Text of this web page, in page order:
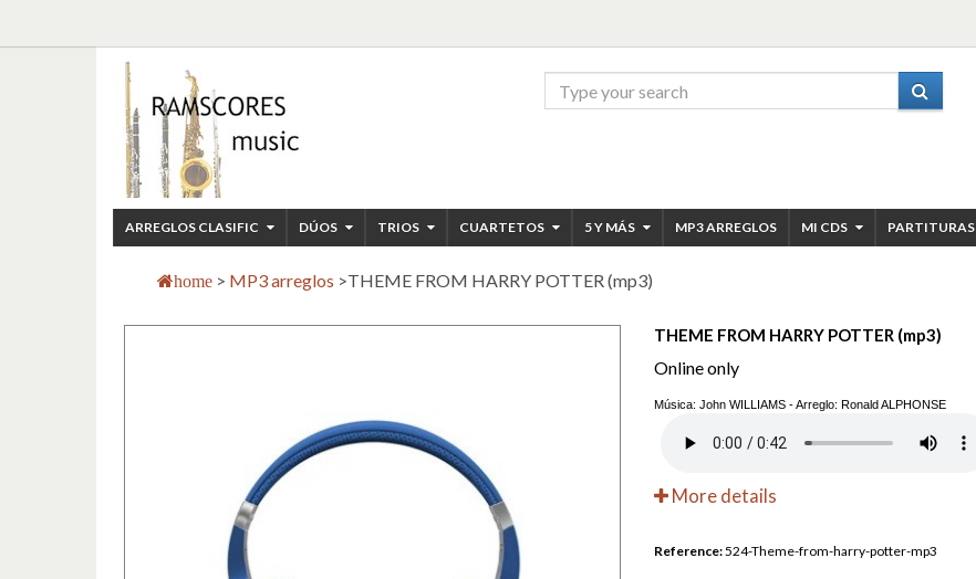
ARREGLOS CLASIFIC DÚOS TRIOS CUARTETOS 5 Y MÁS MP3 ARREGLOS MI CDS PARTITURAS
home > MP3 arreglos >THEME FROM HARRY POTTER (mp3)
THEME FROM HARRY POTTER (mp3)
Online only
Música: John WILLIAMS - Arreglo: Ronald ALPHONSE
More details
Reference:524-Theme-from-harry-potter-mp3